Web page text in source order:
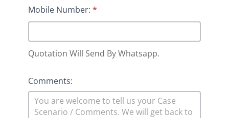
Mobile Number: *
Quotation Will Send By Whatsapp.
Comments: